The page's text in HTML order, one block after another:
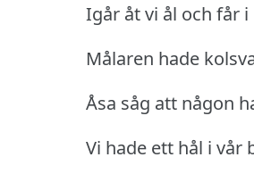
Igår åt vi ål och får
Målaren hade
Åsa såg att någon
Vi hade ett hål i vår